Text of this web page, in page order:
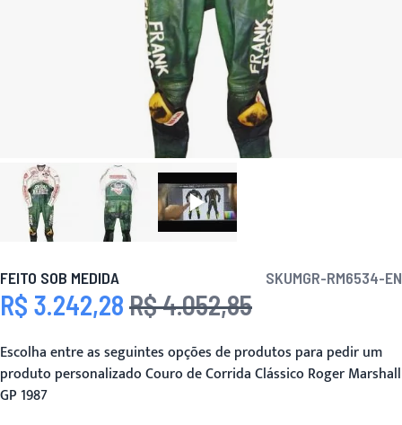
FEITO SOB MEDIDA SKUMGR-RM6534-EN
Preço Especial
R$ 3.242,28 Preço
R$ 4.052,85
Escolha entre as seguintes opções de produtos para pedir um
produto personalizado Couro de Corrida Clássico Roger Marshall
GP 1987